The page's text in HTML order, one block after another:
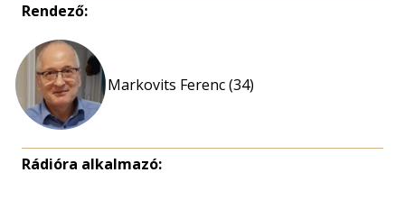
Rendező:
Markovits Ferenc (34)
Rádióra alkalmazó: